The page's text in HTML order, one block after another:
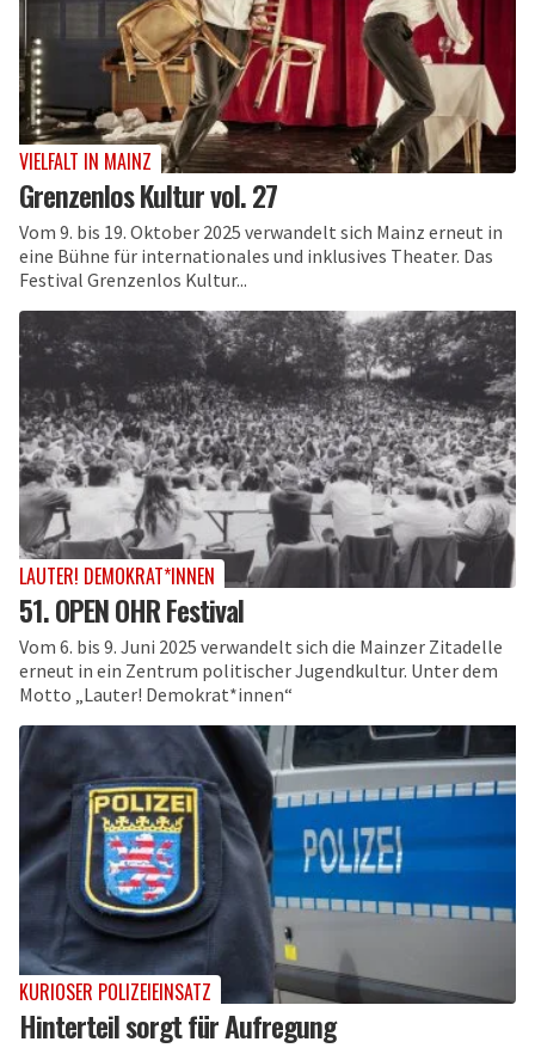
VIELFALT IN MAINZ
Grenzenlos Kultur vol. 27
Vom 9. bis 19. Oktober 2025 verwandelt sich Mainz erneut in
eine Bühne für internationales und inklusives Theater. Das
Festival Grenzenlos Kultur...
LAUTER! DEMOKRAT*INNEN
51. OPEN OHR Festival
Vom 6. bis 9. Juni 2025 verwandelt sich die Mainzer Zitadelle
erneut in ein Zentrum politischer Jugendkultur. Unter dem
Motto „Lauter! Demokrat*innen“
KURIOSER POLIZEIEINSATZ
Hinterteil sorgt für Aufregung